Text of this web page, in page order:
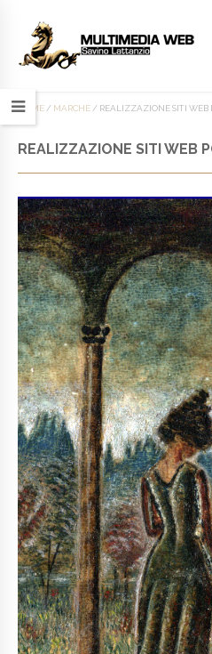
HOME / MARCHE / REALIZZAZIONE SITI WEB
REALIZZAZIONE SITI WEB